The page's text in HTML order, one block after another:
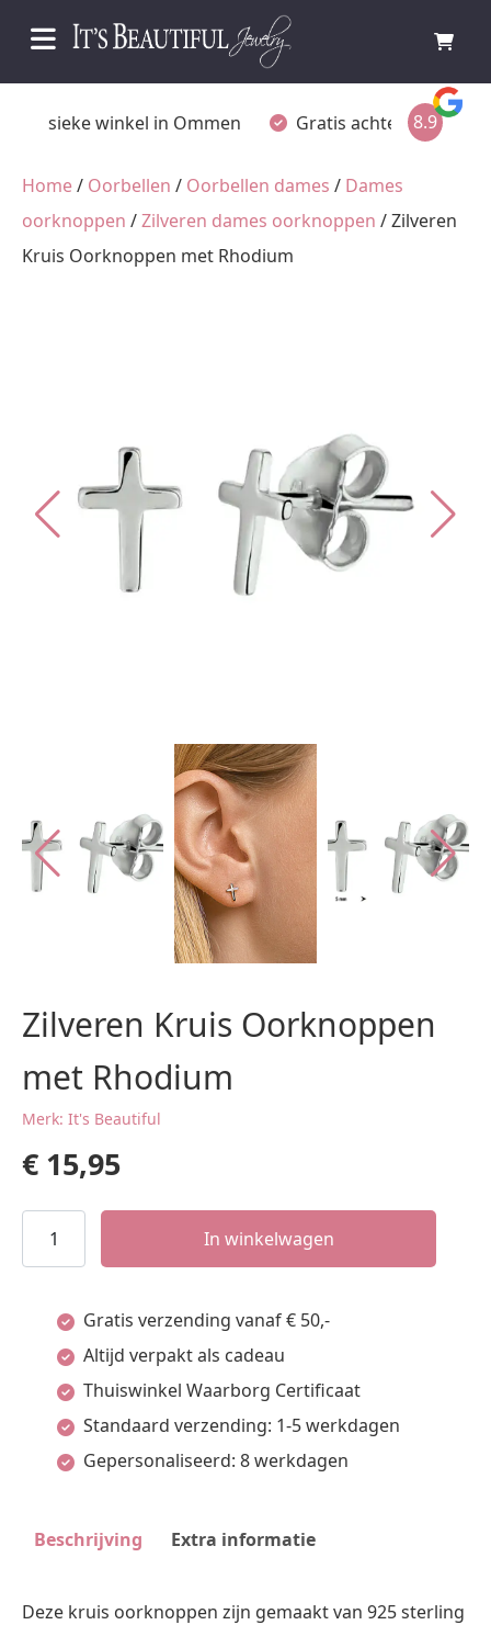
Fysieke winkel in Ommen Gratis achteraf betalen
8.9
Home/ Oorbellen / Oorbellen dames / Dames
oorknoppen /Zilveren dames oorknoppen / Zilveren
Kruis Oorknoppen met Rhodium
Zilveren Kruis Oorknoppen
met Rhodium
Merk: It's Beautiful
€ 15,95
Zilveren
Kruis
Rhodium
aantal
In winkelwagen
Gratis verzending vanaf € 50,-
Altijd verpakt als cadeau
Thuiswinkel Waarborg Certificaat
Standaard verzending: 1-5 werkdagen
Gepersonaliseerd: 8 werkdagen
Beschrijving Extra informatie
Deze kruis oorknoppen zijn gemaakt van 925 sterling